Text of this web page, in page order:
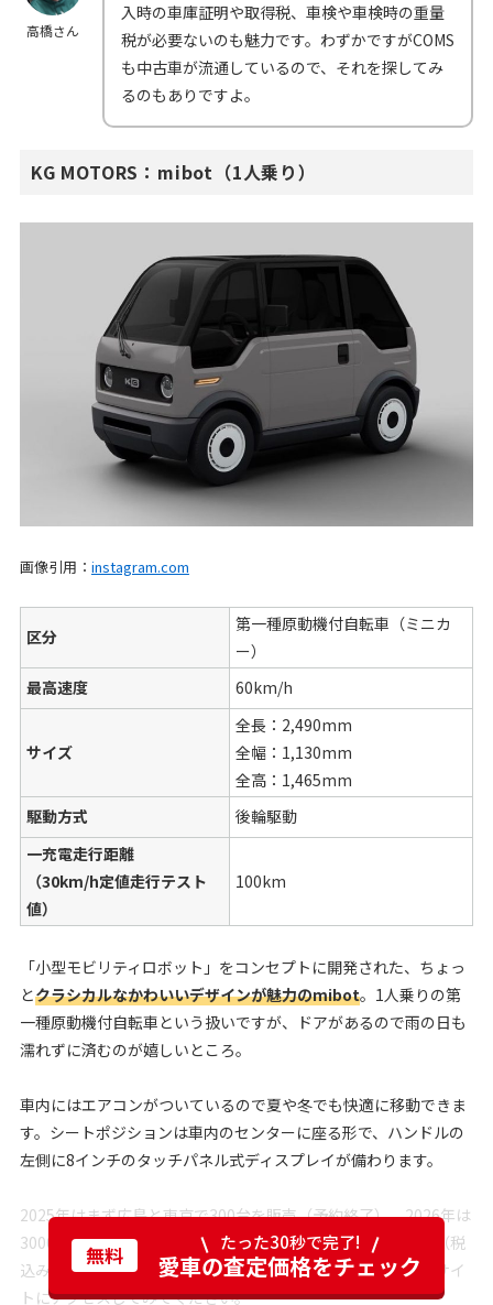
高橋さん
入時の車庫証明や取得税、車検や車検時の重量
税が必要ないのも魅力です。わずかですがCOMS
も中古車が流通しているので、それを探してみ
るのもありですよ。
KG MOTORS：mibot（1人乗り）
画像引用： instagram.com
区分
第一種原動機付自転車（ミニカ
ー）
最高速度
60km/h
サイズ
全長：2,490mm
全幅：1,130mm
全高：1,465mm
駆動方式
後輪駆動
一充電走行距離
（30km/h定値走行テスト
値）
100km
「小型モビリティロボット」をコンセプトに開発された、ちょっ
とクラシカルなかわいいデザインが魅力のmibot。1人乗りの第
一種原動機付自転車という扱いですが、ドアがあるので雨の日も
濡れずに済むのが嬉しいところ。
車内にはエアコンがついているので夏や冬でも快適に移動できま
す。シートポジションは車内のセンターに座る形で、ハンドルの
左側に8インチのタッチパネル式ディスプレイが備わります。
2025年はまず広島と東京で300台を販売（予約終了）。2026年は
3000台を国内全エリアで販売予定です。車両価格は110万円（税
込み）で、購入は予約制。気になる人はKG MOTORSのWEBサイ
トにアクセスしてみてください。
無料 たった30秒で完了!
愛車の査定価格をチェック